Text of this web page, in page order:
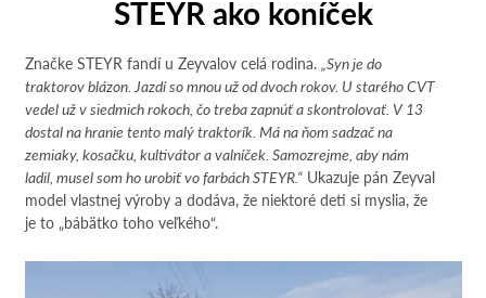
STEYR ako koníček
Značke STEYR fandí u Zeyvalov celá rodina. „Syn je do
traktorov blázon. Jazdí so mnou už od dvoch rokov. U starého CVT
vedel už v siedmich rokoch, čo treba zapnúť a skontrolovať. V 13
dostal na hranie tento malý traktorík. Má na ňom sadzač na
zemiaky, kosačku, kultivátor a valníček. Samozrejme, aby nám
ladil, musel som ho urobiť vo farbách STEYR.“Ukazuje pán Zeyval
model vlastnej výroby a dodáva, že niektoré deti si myslia, že
je to „bábätko toho veľkého“.